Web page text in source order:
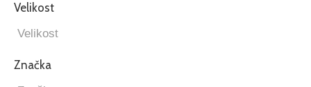
Velikost
Značka